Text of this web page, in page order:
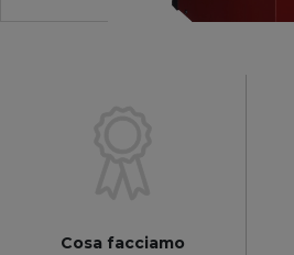
Cosa facciamo